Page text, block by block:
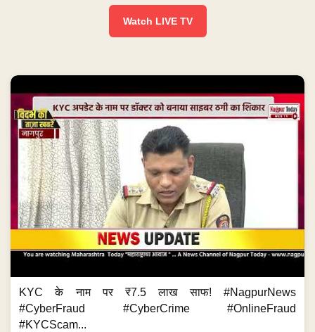
Watch LIVE TV
KYC के नाम पर ₹7.5 लाख साफ! #NagpurNews
#CyberFraud #CyberCrime #OnlineFraud
#KYCScam...